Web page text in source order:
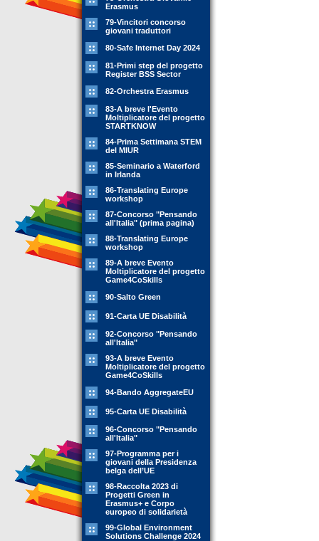
Erasmus
79-Vincitori concorso
giovani traduttori
80-Safe Internet Day 2024
81-Primi step del progetto
Register BSS Sector
82-Orchestra Erasmus
83-A breve l'Evento
Moltiplicatore del progetto
STARTKNOW
84-Prima Settimana STEM
del MIUR
85-Seminario a Waterford
in Irlanda
86-Translating Europe
workshop
87-Concorso "Pensando
all'Italia" (prima pagina)
88-Translating Europe
workshop
89-A breve Evento
Moltiplicatore del progetto
Game4CoSkills
90-Salto Green
91-Carta UE Disabilità
92-Concorso "Pensando
all'Italia"
93-A breve Evento
Moltiplicatore del progetto
Game4CoSkills
94-Bando AggregateEU
95-Carta UE Disabilità
96-Concorso "Pensando
all'Italia"
97-Programma per i
giovani della Presidenza
belga dell’UE
98-Raccolta 2023 di
Progetti Green in
Erasmus+ e Corpo
europeo di solidarietà
99-Global Environment
Solutions Challenge 2024